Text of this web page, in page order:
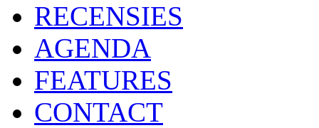
RECENSIES
AGENDA
FEATURES
CONTACT